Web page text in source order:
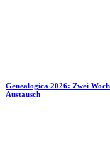
Genealogica 2026: Zwei
Austausch